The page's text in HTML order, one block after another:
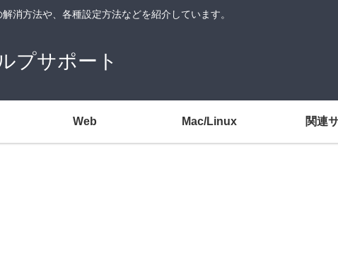
消方法や、各種設定方法などを紹介しています。
プサポート
Web Mac/Linux 関連